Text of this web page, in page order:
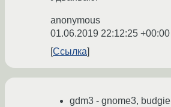
anonymous
01.06.2019 22:12:25 +00:00
Ссылка
gdm3 - gnome3, budgie